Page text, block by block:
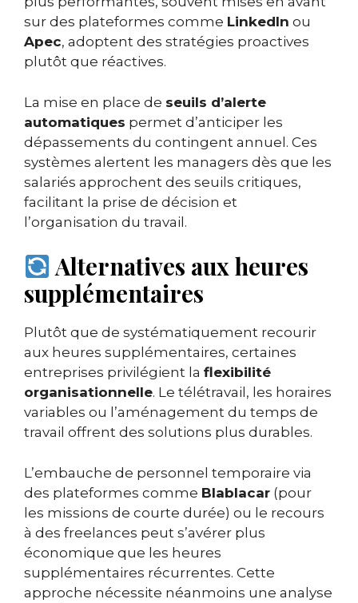
sur des plateformes comme LinkedIn ou
Apec, adoptent des stratégies proactives
plutôt que réactives.
La mise en place de seuils d’alerte
automatiques permet d’anticiper les
dépassements du contingent annuel. Ces
systèmes alertent les managers dès que les
salariés approchent des seuils critiques,
facilitant la prise de décision et
l’organisation du travail.
Alternatives aux heures
supplémentaires
Plutôt que de systématiquement recourir
aux heures supplémentaires, certaines
entreprises privilégient la flexibilité
organisationnelle. Le télétravail, les horaires
variables ou l’aménagement du temps de
travail offrent des solutions plus durables.
L’embauche de personnel temporaire via
des plateformes comme Blablacar (pour
les missions de courte durée) ou le recours
à des freelances peut s’avérer plus
économique que les heures
supplémentaires récurrentes. Cette
approche nécessite néanmoins une analyse